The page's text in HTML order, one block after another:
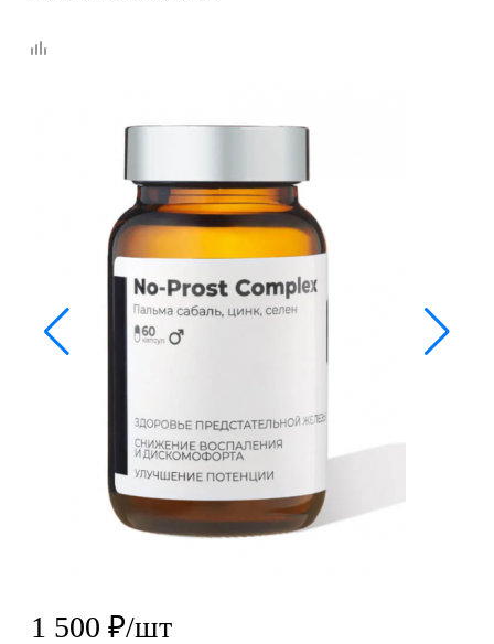
1 500 ₽/шт